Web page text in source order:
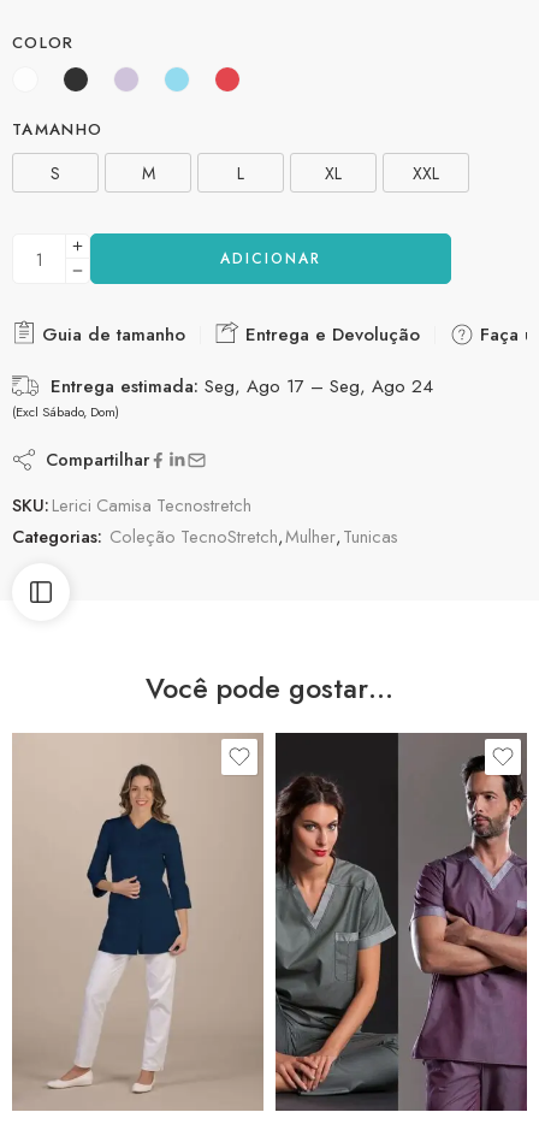
COLOR
TAMANHO
S M L XL XXL
ADICIONAR
Guia de tamanho Entrega e Devolução
Faça
Entrega estimada: Seg, Ago 17 – Seg, Ago 24
(Excl Sábado, Dom)
Compartilhar
SKU:Lerici Camisa Tecnostretch
Categorias: Coleção TecnoStretch,Mulher,Tunicas
Você pode gostar…